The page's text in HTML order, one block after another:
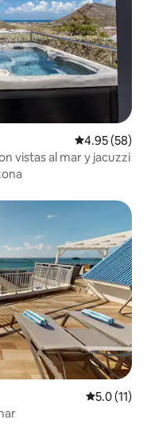
Calificación
4.95 (58)
vistas al mar y jacuzzi
Calificación
5.0 (11)